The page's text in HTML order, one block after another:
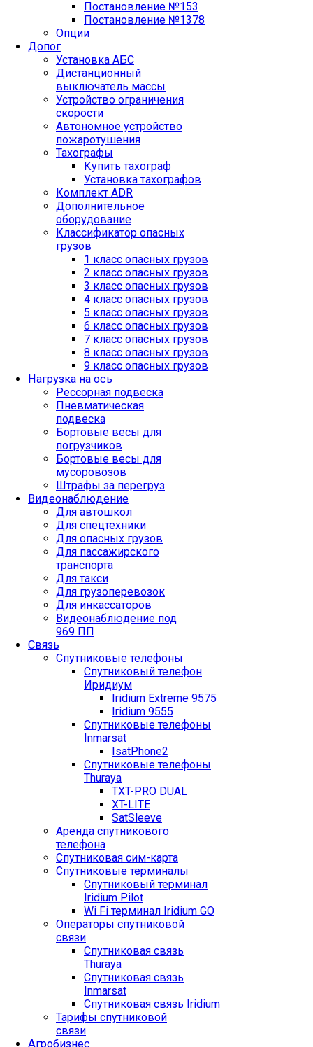
Постановление №153
Постановление №1378
Опции
Допог
Установка АБС
Дистанционный
выключатель массы
Устройство ограничения
скорости
Автономное устройство
пожаротушения
Тахографы
Купить тахограф
Установка тахографов
Комплект ADR
Дополнительное
оборудование
Классификатор опасных
грузов
1 класс опасных грузов
2 класс опасных грузов
3 класс опасных грузов
4 класс опасных грузов
5 класс опасных грузов
6 класс опасных грузов
7 класс опасных грузов
8 класс опасных грузов
9 класс опасных грузов
Нагрузка на ось
Рессорная подвеска
Пневматическая
подвеска
Бортовые весы для
погрузчиков
Бортовые весы для
мусоровозов
Штрафы за перегруз
Видеонаблюдение
Для автошкол
Для спецтехники
Для опасных грузов
Для пассажирского
транспорта
Для такси
Для грузоперевозок
Для инкассаторов
Видеонаблюдение под
969 ПП
Связь
Спутниковые телефоны
Спутниковый телефон
Иридиум
Iridium Extreme 9575
Iridium 9555
Спутниковые телефоны
Inmarsat
IsatPhone2
Спутниковые телефоны
Thuraya
TXT-PRO DUAL
XT-LITE
SatSleeve
Аренда спутникового
телефона
Спутниковая сим-карта
Спутниковые терминалы
Спутниковый терминал
Iridium Pilot
Wi Fi терминал Iridium GO
Операторы спутниковой
связи
Спутниковая связь
Thuraya
Спутниковая связь
Inmarsat
Спутниковая связь Iridium
Тарифы спутниковой
связи
Агробизнес